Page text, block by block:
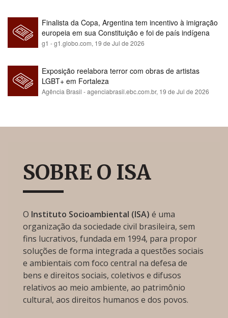
Finalista da Copa, Argentina tem incentivo à imigração
europeia em sua Constituição e foi de país indígena
para maioria branca
g1 - g1.globo.com, 19 de Jul de 2026
Exposição reelabora terror com obras de artistas
LGBT+ em Fortaleza
Agência Brasil - agenciabrasil.ebc.com.br, 19 de Jul de 2026
SOBRE O ISA
O Instituto Socioambiental (ISA) é uma
organização da sociedade civil brasileira, sem
fins lucrativos, fundada em 1994, para propor
soluções de forma integrada a questões sociais
e ambientais com foco central na defesa de
bens e direitos sociais, coletivos e difusos
relativos ao meio ambiente, ao patrimônio
cultural, aos direitos humanos e dos povos.